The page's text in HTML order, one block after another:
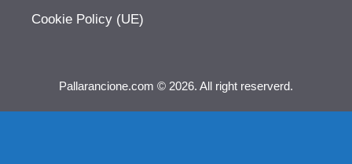
Cookie Policy (UE)
Pallarancione.com © 2026. All right reserverd.